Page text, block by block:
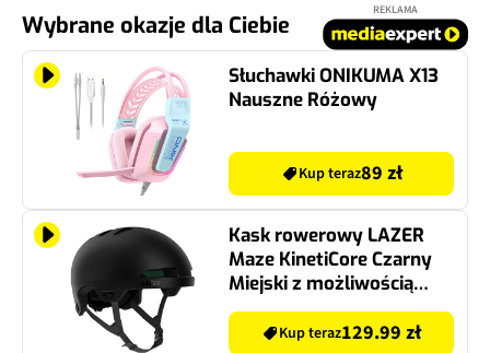
Wybrane okazje dla Ciebie
REKLAMA
Słuchawki ONIKUMA X13
Nauszne Różowy
Kup teraz89 zł
Kask rowerowy LAZER
Maze KinetiCore Czarny
Miejski z możliwością
zamontowania lampki
(rozmiar S/M)
Kup teraz129.99 zł